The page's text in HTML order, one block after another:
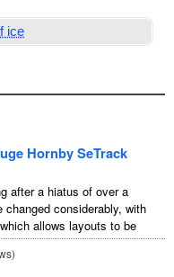
ice
Hornby SeTrack
after a hiatus of over a
considerably, with
allows layouts to be
)